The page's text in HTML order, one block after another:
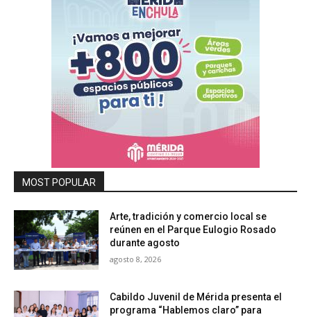
MOST POPULAR
Arte, tradición y comercio local se
reúnen en el Parque Eulogio Rosado
durante agosto
agosto 8, 2026
Cabildo Juvenil de Mérida presenta el
programa “Hablemos claro” para